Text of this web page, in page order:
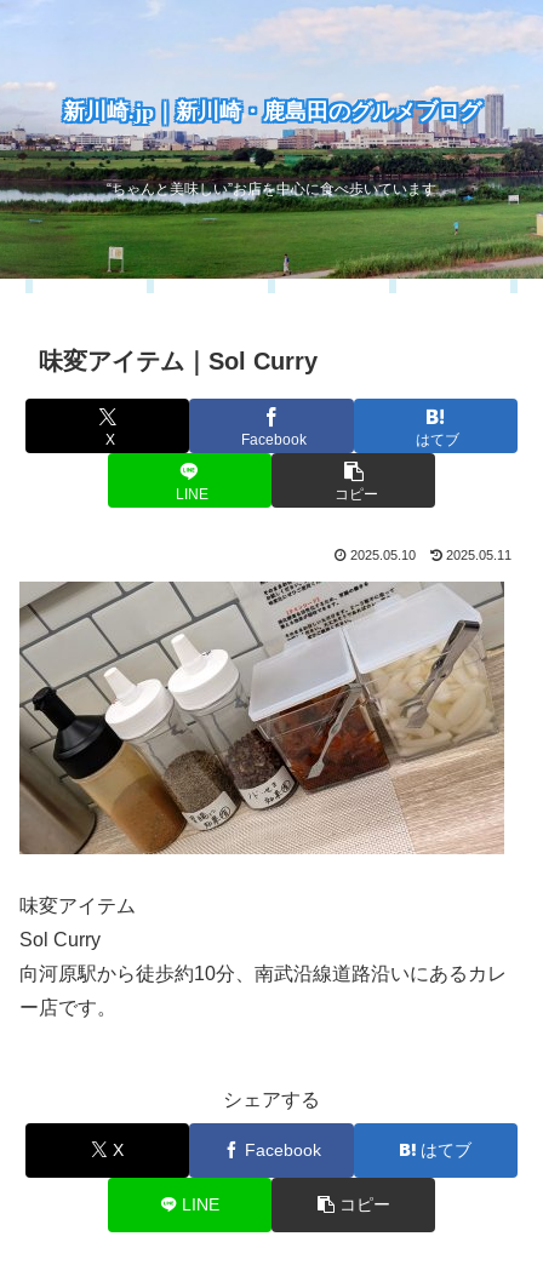
新川崎.jp｜新川崎・鹿島田のグルメブログ
“ちゃんと美味しい”お店を中心に食べ歩いています
味変アイテム｜Sol Curry
X Facebook はてブ
LINE コピー
2025.05.10 2025.05.11
味変アイテム
Sol Curry
向河原駅から徒歩約10分、南武沿線道路沿いにあるカレ
ー店です。
シェアする
X Facebook はてブ
LINE コピー